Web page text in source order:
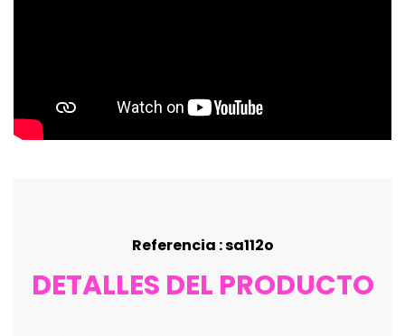
Referencia : sa112o
DETALLES DEL PRODUCTO